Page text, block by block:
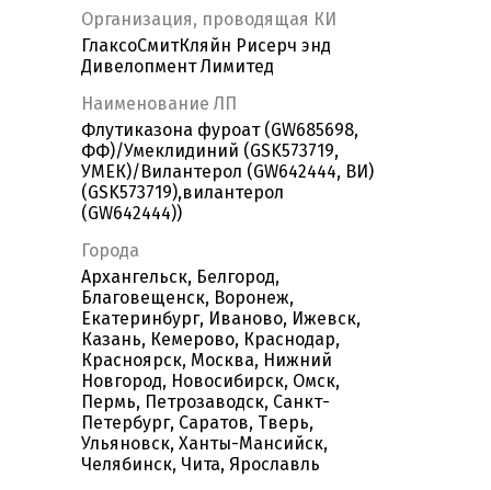
Организация, проводящая КИ
ГлаксоСмитКляйн Рисерч энд
Дивелопмент Лимитед
Наименование ЛП
Флутиказона фуроат (GW685698,
ФФ)/Умеклидиний (GSK573719,
УМЕК)/Вилантерол (GW642444, ВИ)
(GSK573719),вилантерол
(GW642444))
Города
Архангельск, Белгород,
Благовещенск, Воронеж,
Екатеринбург, Иваново, Ижевск,
Казань, Кемерово, Краснодар,
Красноярск, Москва, Нижний
Новгород, Новосибирск, Омск,
Пермь, Петрозаводск, Санкт-
Петербург, Саратов, Тверь,
Ульяновск, Ханты-Мансийск,
Челябинск, Чита, Ярославль